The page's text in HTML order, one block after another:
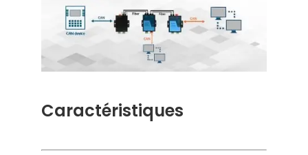
Caractéristiques